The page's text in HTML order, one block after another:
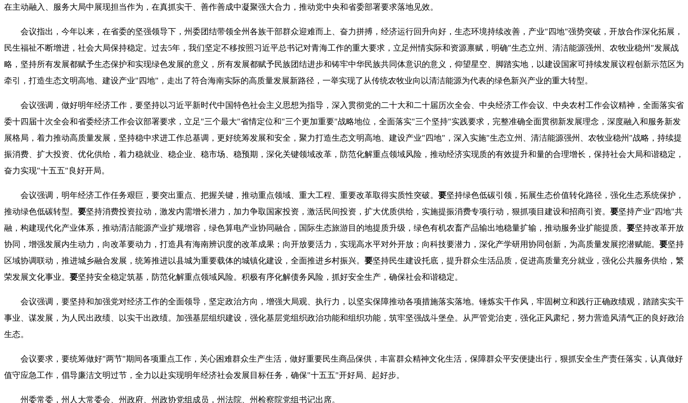
在主动融入、服务大局中展现担当作为，在真抓实干、善作善成中凝聚强大合力，推动党中央和省委部署要求落地见效。
会议指出， 今年以来，在省委的坚强领导下，州委团结带领全州各族干部群众迎难而上、奋力拼搏，经济运行回升向好，生态环境持续改善，产业" 四地"强势突破，开放合作深化拓展，
民生福祉不断增进，社会大局保持稳定。过去5年，我们坚定不移按照习近平总书记对青海工作的重大要求，立足州情实际和资源禀赋，明确"生态立州、清洁能源强州、农牧业稳州 "发展战
略，坚持所有发展都赋予生态保护和实现绿色发展的意义，所有发展都赋予民族团结进步和铸牢中华民族共同体意识的意义，仰望星空、脚踏实地，以建设国家可持续发展议程创新示范区为
牵引，打造生态文明高地、建设产业" 四地" ，走出了符合海南实际的高质量发展新路径，一举实现了从传统农牧业向以清洁能源为代表的绿色新兴产业的重大转型。
会议强调， 做好明年经济工作 ， 要坚持以习近平新时代中国特色社会主义思想为指导，深入贯彻党的二十大和二十届历次全会、中央经济工作会议、中央农村工作会议精神，全面落实省
委十四届十次全会和省委经济工作会议部署要求，立足"三个最大"省情定位和"三个更加重要"战略地位，全面落实"三个坚持"实践要求，完整准确全面贯彻新发展理念，深度融入和服务新发
展格局，着力推动高质量发展，坚持稳中求进工作总基调，更好统筹发展和安全，聚力打造生态文明高地、建设产业" 四地" ，深入实施"生态立州、清洁能源强州、农牧业稳州 "战略，持续提
振消费、扩大投资、优化供给，着力稳就业、稳企业、稳市场、稳预期，深化关键领域改革，防范化解重点领域风险，推动经济实现质的有效提升和量的合理增长，保持社会大局和谐稳定，
奋力实现"十五五"良好开局。
会议强调， 明年经济工作任务艰巨，要突出重点、把握关键，推动重点领域、重大工程、重要改革取得实质性突破。 要坚持绿色低碳引领，拓展生态价值转化路径，强化生态系统保护，
推动绿色低碳转型。 要坚持消费投资拉动，激发内需增长潜力，加力争取国家投资，激活民间投资，扩大优质供给，实施提振消费专项行动，狠抓项目建设和招商引资。 要坚持产业" 四地"共
融，构建现代化产业体系，推动清洁能源产业扩规增容，绿色算电产业协同融合，国际生态旅游目的地提质升级，绿色有机农畜产品输出地稳量扩输，推动服务业扩能提质。 要坚持改革开放
协同，增强发展内生动力，向改革要动力，打造具有海南辨识度的改革成果；向开放要活力，实现高水平对外开放；向科技要潜力，深化产学研用协同创新，为高质量发展挖潜赋能。 要坚持
区域协调联动，推进城乡融合发展，统筹推进以县城为重要载体的城镇化建设，全面推进乡村振兴。 要坚持民生建设托底，提升群众生活品质，促进高质量充分就业，强化公共服务供给，繁
荣发展文化事业。 要坚持安全稳定筑基，防范化解重点领域风险。积极有序化解债务风险，抓好安全生产，确保社会和谐稳定。
会议强调， 要坚持和加强党对经济工作的全面领导，坚定政治方向， 增强大局观、执行力， 以坚实保障推动各项措施落实落地。锤炼实干作风，牢固树立和践行正确政绩观， 踏踏实实干
事业、谋发展， 为人民出政绩、以实干出政绩。加强基层组织建设 ， 强化基层党组织政治功能和组织功能，筑牢坚强战斗堡垒。从严管党治吏， 强化正风肃纪， 努力营造风清气正的良好政治
生态。
会议要求， 要统筹做好"两节"期间各项重点工作，关心困难群众生产生活，做好重要民生商品保供，丰富群众精神文化生活，保障群众平安便捷出行，狠抓安全生产责任落实，认真做好
值守应急工作，倡导廉洁文明过节，全力以赴实现明年经济社会发展目标任务，确保"十五五"开好局、起好步。
州委常委，州人大常委会、州政府、州政协党组成员，州法院、州检察院党组书记出席。